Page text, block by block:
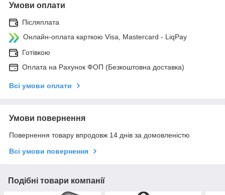
Умови оплати
Післяплата
Онлайн-оплата карткою Visa, Mastercard - LiqPay
Готівкою
Оплата на Рахунок ФОП (Безкоштовна доставка)
Всі умови оплати
Умови повернення
Повернення товару впродовж 14 днів за домовленістю
Всі умови повернення
Подібні товари компанії